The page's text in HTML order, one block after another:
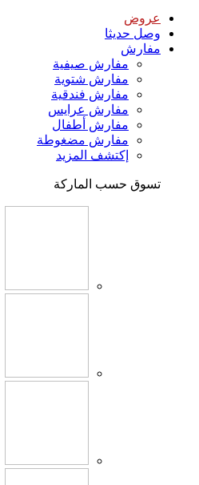
عروض
وصل حديثا
مفارش
مفارش صيفية
مفارش شتوية
مفارش فندقية
مفارش عرايس
مفارش أطفال
مفارش مضغوطة
إكتشف المزيد
تسوق حسب الماركة